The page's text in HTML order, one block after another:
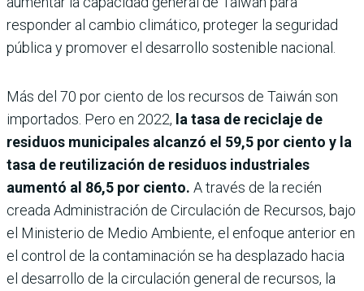
responder al cambio climático, proteger la seguridad
pública y promover el desarrollo sostenible nacional.
Más del 70 por ciento de los recursos de Taiwán son
importados. Pero en 2022, la tasa de reciclaje de
residuos municipales alcanzó el 59,5 por ciento y la
tasa de reutilización de residuos industriales
aumentó al 86,5 por ciento. A través de la recién
creada Administración de Circulación de Recursos, bajo
el Ministerio de Medio Ambiente, el enfoque anterior en
el control de la contaminación se ha desplazado hacia
el desarrollo de la circulación general de recursos, la